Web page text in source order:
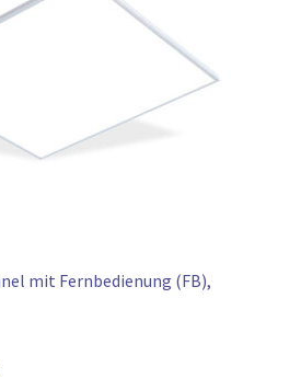
mit Fernbedienung (FB),